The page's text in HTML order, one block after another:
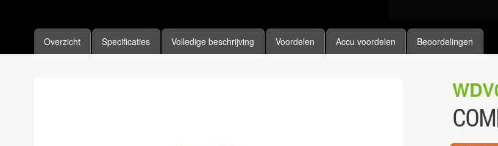
Overzicht Specificaties Volledige beschrijving Voordelen Accu voordelen Beoordelingen